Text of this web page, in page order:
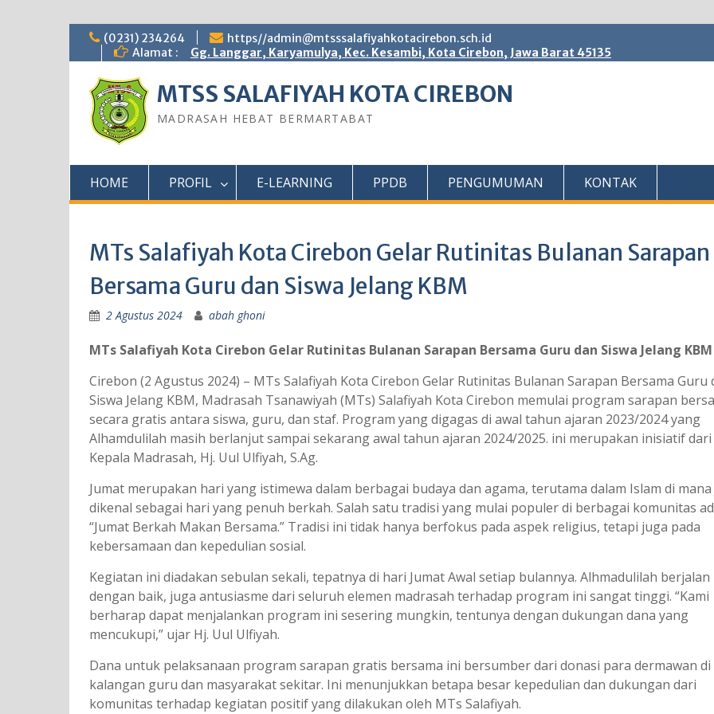
Skip
content
(0231) 234264
https//admin@mtsssalafiyahkotacirebon.sch.id
Alamat :
Gg. Langgar, Karyamulya, Kec. Kesambi, Kota Cirebon, Jawa Barat 45135
MTSS SALAFIYAH KOTA CIREBON
MADRASAH HEBAT BERMARTABAT
HOME PROFIL E-LEARNING PPDB PENGUMUMAN KONTAK
MTs Salafiyah Kota Cirebon Gelar Rutinitas Bulanan Sarapan
Bersama Guru dan Siswa Jelang KBM
2 Agustus 2024 abah ghoni
MTs Salafiyah Kota Cirebon Gelar Rutinitas Bulanan Sarapan Bersama Guru dan Siswa Jelang KBM
Cirebon (2 Agustus 2024) – MTs Salafiyah Kota Cirebon Gelar Rutinitas Bulanan Sarapan Bersama Guru
Siswa Jelang KBM, Madrasah Tsanawiyah (MTs) Salafiyah Kota Cirebon memulai program sarapan
secara gratis antara siswa, guru, dan staf. Program yang digagas di awal tahun ajaran 2023/2024 yang
Alhamdulilah masih berlanjut sampai sekarang awal tahun ajaran 2024/2025. ini merupakan inisiatif dari
Kepala Madrasah, Hj. Uul Ulfiyah, S.Ag.
Jumat merupakan hari yang istimewa dalam berbagai budaya dan agama, terutama dalam Islam di mana
dikenal sebagai hari yang penuh berkah. Salah satu tradisi yang mulai populer di berbagai komunitas
“Jumat Berkah Makan Bersama.” Tradisi ini tidak hanya berfokus pada aspek religius, tetapi juga pada
kebersamaan dan kepedulian sosial.
Kegiatan ini diadakan sebulan sekali, tepatnya di hari Jumat Awal setiap bulannya. Alhmadulilah berjalan
dengan baik, juga antusiasme dari seluruh elemen madrasah terhadap program ini sangat tinggi. “Kami
berharap dapat menjalankan program ini sesering mungkin, tentunya dengan dukungan dana yang
mencukupi,” ujar Hj. Uul Ulfiyah.
Dana untuk pelaksanaan program sarapan gratis bersama ini bersumber dari donasi para dermawan di
kalangan guru dan masyarakat sekitar. Ini menunjukkan betapa besar kepedulian dan dukungan dari
komunitas terhadap kegiatan positif yang dilakukan oleh MTs Salafiyah.